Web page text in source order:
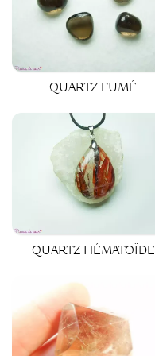
QUARTZ FUMÉ
QUARTZ HÉMATOÏDE